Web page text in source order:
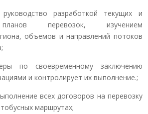
разработкой текущих и
планов перевозок, изучением
объемов и направлений потоков
по своевременному заключению
и контролирует их выполнение.;
всех договоров на перевозку
маршрутах;